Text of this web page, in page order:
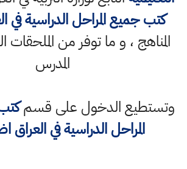
كتب جميع المراحل الدراسية في
المناهج ، و ما توفر من الملحقات
المدرس
وتستطيع الدخول على قسم
المراحل الدراسية في